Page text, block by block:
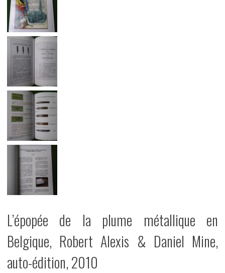
L’épopée de la plume métallique en
Belgique, Robert Alexis & Daniel Mine,
auto-édition, 2010